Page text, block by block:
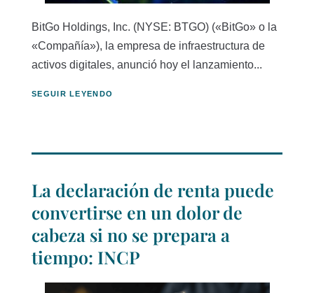
BitGo Holdings, Inc. (NYSE: BTGO) («BitGo» o la
«Compañía»), la empresa de infraestructura de
activos digitales, anunció hoy el lanzamiento...
SEGUIR LEYENDO
La declaración de renta puede
convertirse en un dolor de
cabeza si no se prepara a
tiempo: INCP